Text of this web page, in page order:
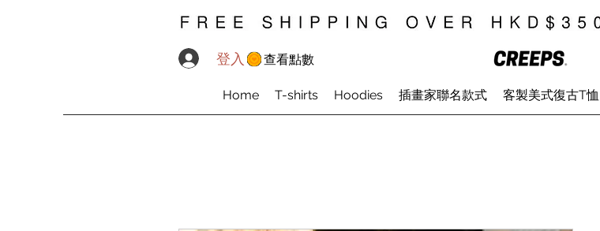
登入 查看點數
Home T-shirts Hoodies 插畫家聯名款式 客製美式復古T恤